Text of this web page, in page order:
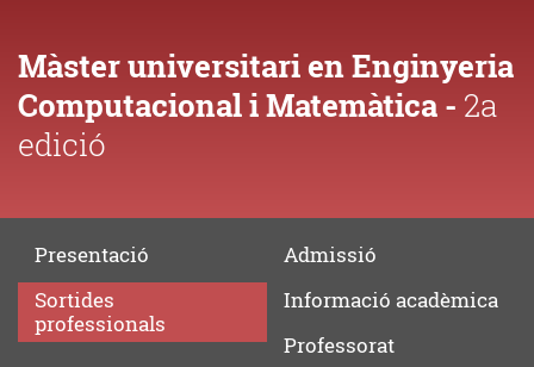
Màster universitari en Enginyeria
Computacional i Matemàtica - 2a
edició
Presentació
Admissió
Sortides
professionals
Informació acadèmica
Professorat